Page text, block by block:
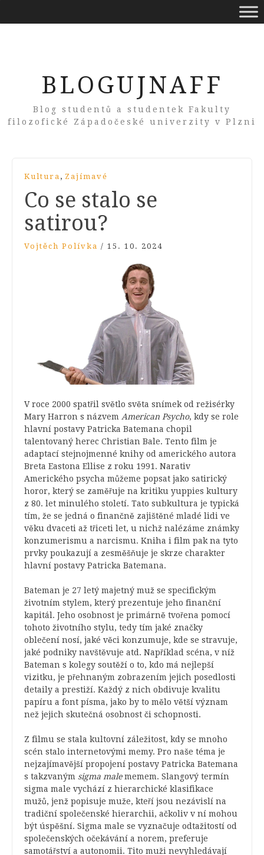
BLOGUJNAFF
Blog studentů a studentek Fakulty
filozofické Západočeské univerzity v Plzni
Kultura , Zajímavé
Co se stalo se
satirou?
Vojtěch Polívka / 15. 10. 2024
V roce 2000 spatřil světlo světa snímek od režisérky
Mary Harron s názvem American Psycho, kdy se role
hlavní postavy Patricka Batemana chopil
talentovaný herec Christian Bale. Tento film je
adaptací stejnojmenné knihy od amerického autora
Breta Eastona Ellise z roku 1991. Narativ
Amerického psycha můžeme popsat jako satirický
horor, který se zaměřuje na kritiku yuppies kultury
z 80. let minulého století. Tato subkultura je typická
tím, že se jedná o finančně zajištěné mladé lidi ve
věku dvaceti až třiceti let, u nichž nalézáme známky
konzumerismu a narcismu. Kniha i film pak na tyto
prvky poukazují a zesměšňuje je skrze charakter
hlavní postavy Patricka Batemana.
Bateman je 27 letý majetný muž se specifickým
životním stylem, který prezentuje jeho finanční
kapitál. Jeho osobnost je primárně tvořena pomocí
tohoto životního stylu, tedy tím jaké značky
oblečení nosí, jaké věci konzumuje, kde se stravuje,
jaké podniky navštěvuje atd. Například scéna, v níž
Bateman s kolegy soutěží o to, kdo má nejlepší
vizitku, je přehnaným zobrazením jejich posedlosti
detaily a prestiží. Každý z nich obdivuje kvalitu
papíru a font písma, jako by to mělo větší význam
než jejich skutečná osobnost či schopnosti.
Z filmu se stala kultovní záležitost, kdy se mnoho
scén stalo internetovými memy. Pro naše téma je
nejzajímavější propojení postavy Patricka Batemana
s takzvaným sigma malememem. Slangový termín
sigma male vychází z hierarchické klasifikace
mužů, jenž popisuje muže, kteří jsou nezávislí na
tradiční společenské hierarchii, ačkoliv v ní mohou
být úspěšní. Sigma male se vyznačuje odtažitostí od
společenských očekávání a norem, preferuje
samotářství a autonomii. Tito muži nevyhledávají